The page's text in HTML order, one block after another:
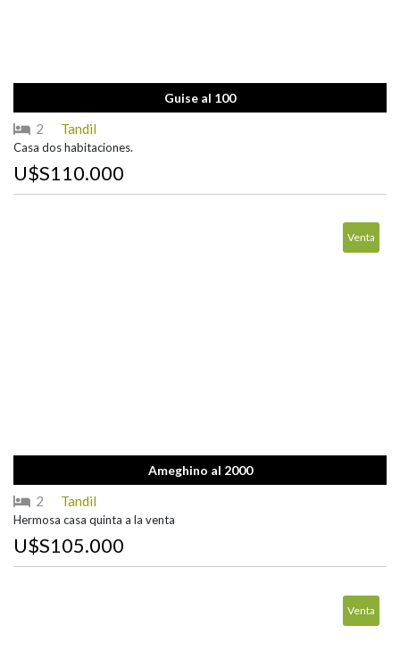
Guise al 100
2 Tandil
Casa dos habitaciones.
U$S110.000
Venta
Ameghino al 2000
2 Tandil
Hermosa casa quinta a la venta
U$S105.000
Venta